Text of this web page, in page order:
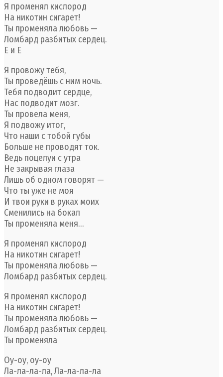
Я променял кислород
На никотин сигарет!
Ты променяла любовь —
Ломбард разбитых сердец.
Е и Е
Я провожу тебя,
Ты проведёшь с ним ночь.
Тебя подводит сердце,
Нас подводит мозг.
Ты провела меня,
Я подвожу итог,
Что наши с тобой губы
Больше не проводят ток.
Ведь поцелуи с утра
Не закрывая глаза
Лишь об одном говорят —
Что ты уже не моя
И твои руки в руках моих
Сменились на бокал
Ты променяла меня…
Я променял кислород
На никотин сигарет!
Ты променяла любовь —
Ломбард разбитых сердец.
Я променял кислород
На никотин сигарет!
Ты променяла любовь —
Ломбард разбитых сердец.
Ты променяла
Оу-оу, оу-оу
Ла-ла-ла-ла, Ла-ла-ла-ла